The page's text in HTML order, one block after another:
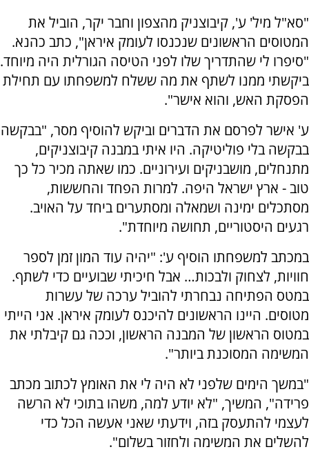
"סא"ל מיל' ע', קיבוצניק מהצפון וחבר יקר, הוביל את
המטוסים הראשונים שנכנסו לעומק איראן", כתב כהנא.
"סיפרו לי שהתדריך שלו לפני הטיסה הגורלית היה מיוחד.
ביקשתי ממנו לשתף את מה ששלח למשפחתו עם תחילת
הפסקת האש, והוא אישר".
ע' אישר לפרסם את הדברים וביקש להוסיף מסר, "בבקשה
בבקשה בלי פוליטיקה. היו איתי במבנה קיבוצניקים,
מתנחלים, מושבניקים ועירוניים. כמו שאתה מכיר כל כך
טוב - ארץ ישראל היפה. למרות הפחד והחששות,
מסתכלים ימינה ושמאלה ומסתערים ביחד על האויב.
רגעים היסטוריים, תחושה מיוחדת".
במכתב למשפחתו הוסיף ע': "יהיה עוד המון זמן לספר
חוויות, לצחוק ולבכות… אבל חיכיתי שבועיים כדי לשתף.
במטס הפתיחה נבחרתי להוביל ערכה של עשרות
מטוסים. היינו הראשונים להיכנס לעומק איראן. אני הייתי
במטוס הראשון של המבנה הראשון, וככה גם קיבלתי את
המשימה המסוכנת ביותר".
"במשך הימים שלפני לא היה לי את האומץ לכתוב מכתב
פרידה", המשיך, "לא יודע למה, משהו בתוכי לא הרשה
לעצמי להתעסק בזה, וידעתי שאני אעשה הכל כדי
להשלים את המשימה ולחזור בשלום".